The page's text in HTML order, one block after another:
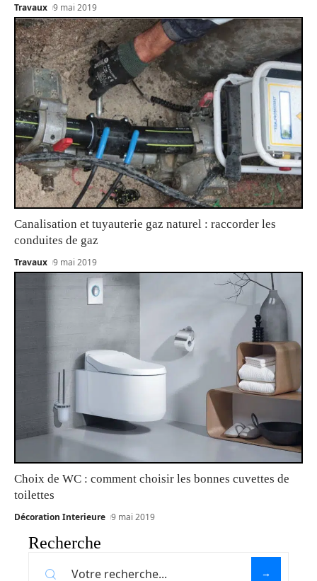
Travaux 9 mai 2019
Canalisation et tuyauterie gaz naturel : raccorder les
conduites de gaz
Travaux 9 mai 2019
Choix de WC : comment choisir les bonnes cuvettes de
toilettes
Décoration Interieure 9 mai 2019
Recherche